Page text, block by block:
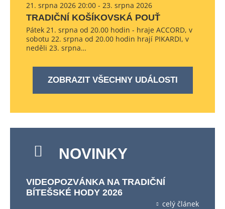
21. srpna 2026 20:00 - 23. srpna 2026
TRADIČNÍ KOŠÍKOVSKÁ POUŤ
Pátek 21. srpna od 20.00 hodin - hraje ACCORD, v
sobotu 22. srpna od 20.00 hodin hrají PIKARDI, v
neděli 23. srpna…
ZOBRAZIT VŠECHNY UDÁLOSTI
NOVINKY
VIDEOPOZVÁNKA NA TRADIČNÍ
BÍTEŠSKÉ HODY 2026
celý článek